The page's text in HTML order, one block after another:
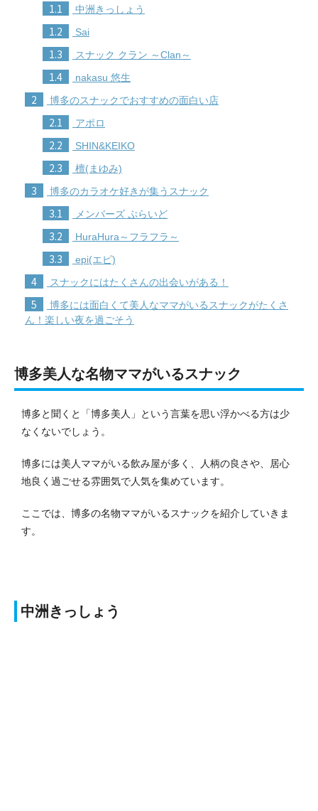
1.1 中洲きっしょう
1.2 Sai
1.3 スナック クラン ～Clan～
1.4 nakasu 悠生
2 博多のスナックでおすすめの面白い店
2.1 アポロ
2.2 SHIN&KEIKO
2.3 檀(まゆみ)
3 博多のカラオケ好きが集うスナック
3.1 メンバーズ ぷらいど
3.2 HuraHura～フラフラ～
3.3 epi(エピ)
4 スナックにはたくさんの出会いがある！
5
博多には面白くて美人なママがいるスナックがたくさ
ん！楽しい夜を過ごそう
博多美人な名物ママがいるスナック
博多と聞くと「博多美人」という言葉を思い浮かべる方は少
なくないでしょう。
博多には美人ママがいる飲み屋が多く、人柄の良さや、居心
地良く過ごせる雰囲気で人気を集めています。
ここでは、博多の名物ママがいるスナックを紹介していきま
す。
中洲きっしょう